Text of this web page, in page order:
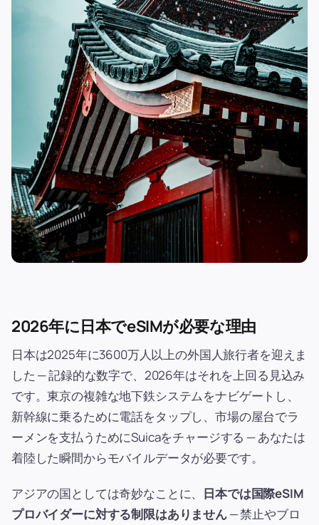
2026年に日本でeSIMが必要な理由
日本は2025年に3600万人以上の外国人旅行者を迎えま
した — 記録的な数字で、2026年はそれを上回る見込み
です。東京の複雑な地下鉄システムをナビゲートし、
新幹線に乗るために電話をタップし、市場の屋台でラ
ーメンを支払うためにSuicaをチャージする — あなたは
着陸した瞬間からモバイルデータが必要です。
アジアの国としては奇妙なことに、 日本では国際eSIM
プロバイダーに対する制限はありません— 禁止やブロ